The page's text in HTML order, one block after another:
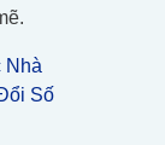
Nhà
Số